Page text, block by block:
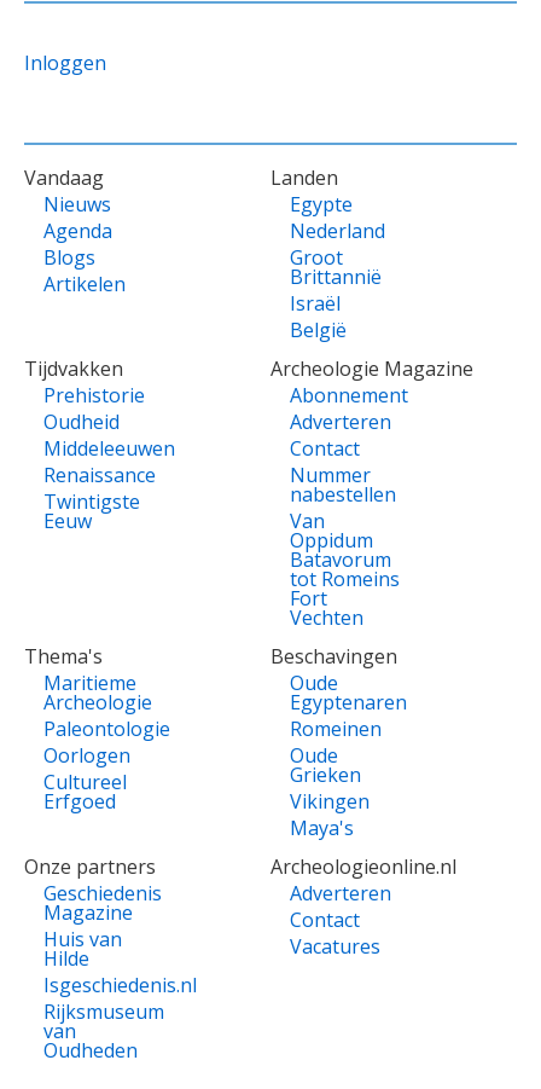
Inloggen
VOET
Vandaag
Nieuws
Agenda
Blogs
Artikelen
Landen
Egypte
Nederland
Groot
Brittannië
Israël
België
Tijdvakken
Prehistorie
Oudheid
Middeleeuwen
Renaissance
Twintigste
Eeuw
Archeologie Magazine
Abonnement
Adverteren
Contact
Nummer
nabestellen
Van
Oppidum
Batavorum
tot Romeins
Fort
Vechten
Thema's
Maritieme
Archeologie
Paleontologie
Oorlogen
Cultureel
Erfgoed
Beschavingen
Oude
Egyptenaren
Romeinen
Oude
Grieken
Vikingen
Maya's
Onze partners
Geschiedenis
Magazine
Huis van
Hilde
Isgeschiedenis.nl
Rijksmuseum
van
Oudheden
Archeologieonline.nl
Adverteren
Contact
Vacatures